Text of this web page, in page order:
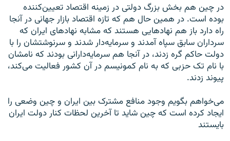
در چین هم بخش بزرگ دولتی در زمینه اقتصاد تعیین‌کننده
بوده است. در همین حال هم که تازه اقتصاد بازار جهانی در آنجا
راه دارد باز هم نهادهایی هستند که مشابه نهادهای ایران که
سرداران سابق سپاه آمدند و سرمایه‌دار شدند و سرنوشتشان را با
دولت حاکم گره زدند، در آنجا هم سرمایه‌دارانی بودند که نامشان
با نام تک حزبی که به نام کمونیسم در آن کشور فعالیت می‌کند،
پیوند زدند.
می‌خواهم بگویم وجود منافع مشترک بین ایران و چین وضعی را
ایجاد کرده است که چین شاید تا آخرین لحظات کنار دولت ایران
بایستند